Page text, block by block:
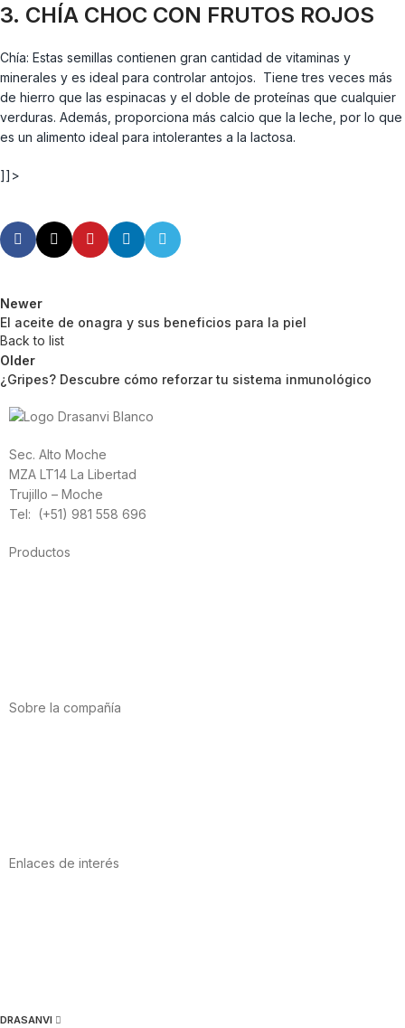
3. CHÍA CHOC CON FRUTOS ROJOS
Chía: Estas semillas contienen gran cantidad de vitaminas y
minerales y es ideal para controlar antojos. Tiene tres veces más
de hierro que las espinacas y el doble de proteínas que cualquier
verduras. Además, proporciona más calcio que la leche, por lo que
es un alimento ideal para intolerantes a la lactosa.
]]>
Newer
El aceite de onagra y sus beneficios para la piel
Back to list
Older
¿Gripes? Descubre cómo reforzar tu sistema inmunológico
Sec. Alto Moche
MZA LT14 La Libertad
Trujillo – Moche
Tel: (+51) 981 558 696
Productos
Sobre la compañía
Enlaces de interés
DRASANVI